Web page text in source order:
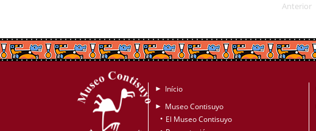
Anterior
► Início
► Museo Contisuyo
• El Museo Contisuyo